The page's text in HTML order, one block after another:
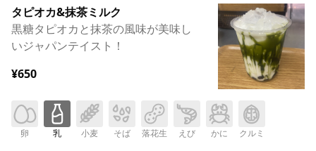
タピオカ&抹茶ミルク
黒糖タピオカと抹茶の風味が美味し
いジャパンテイスト！
¥650
卵 乳 小麦 そば 落花生 えび かに クルミ